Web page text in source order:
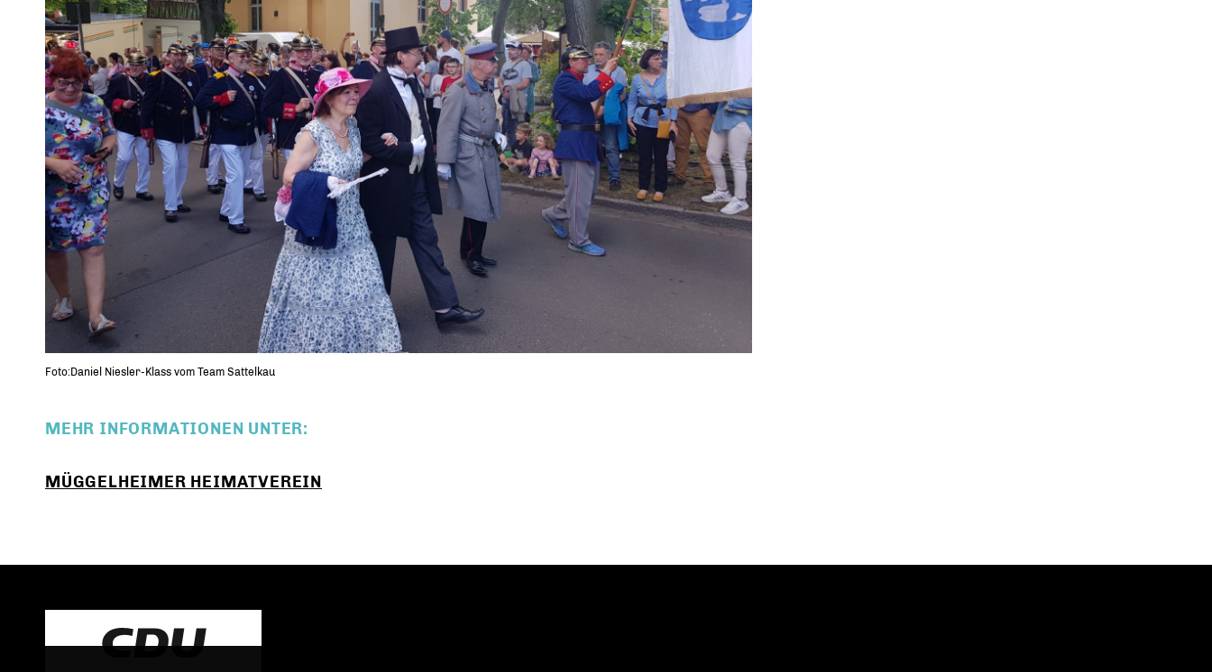
Foto:Daniel Niesler-Klass vom Team Sattelkau
MEHR INFORMATIONEN UNTER:
MÜGGELHEIMER HEIMATVEREIN